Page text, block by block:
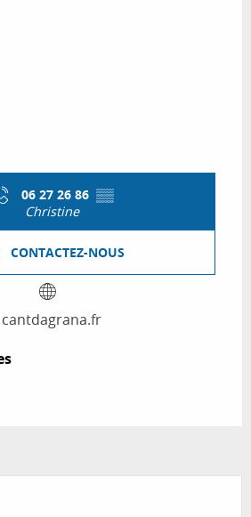
06 27 26 86 ▒▒
Christine
CONTACTEZ-NOUS
cantdagrana.fr